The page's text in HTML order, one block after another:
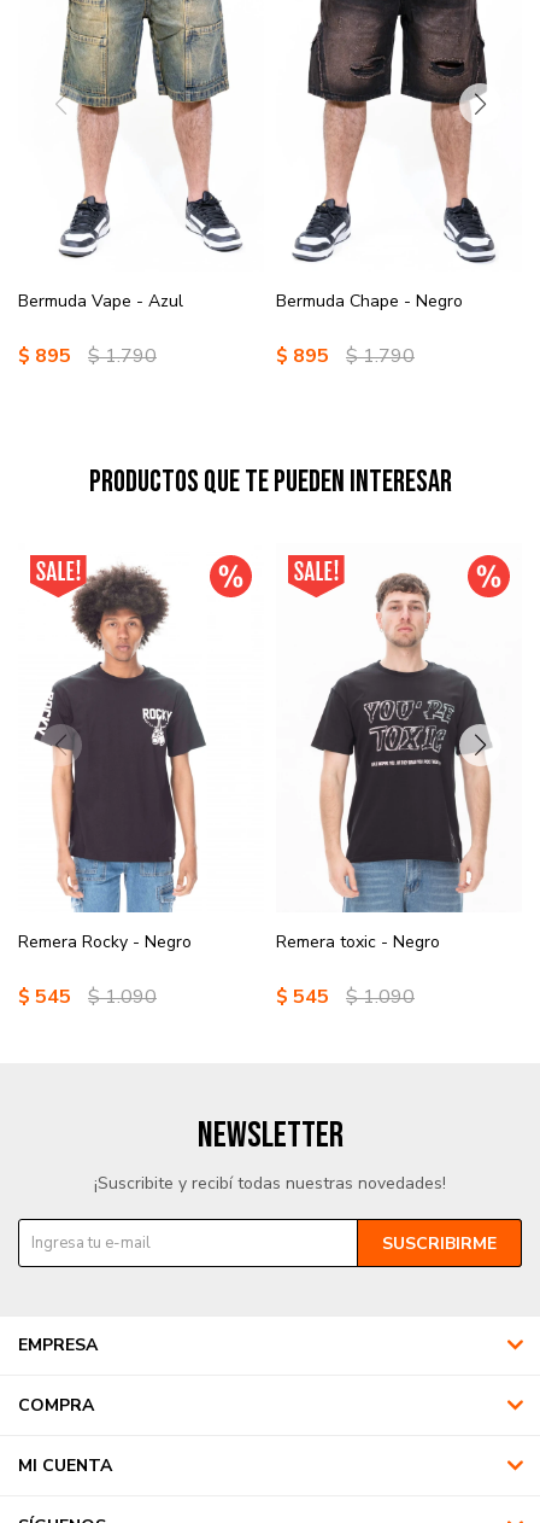
Bermuda Vape - Azul
$ 895 $1.790
Bermuda Chape - Negro
$ 895 $1.790
Productos que te pueden interesar
Remera Rocky - Negro
$ 545 $1.090
Remera toxic - Negro
$ 545 $1.090
EMPRESA
COMPRA
MI CUENTA
NEWSLETTER
¡Suscribite y recibí todas nuestras novedades!
SUSCRIBIRME